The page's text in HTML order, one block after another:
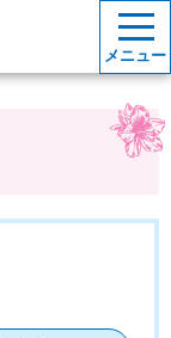
メニュー